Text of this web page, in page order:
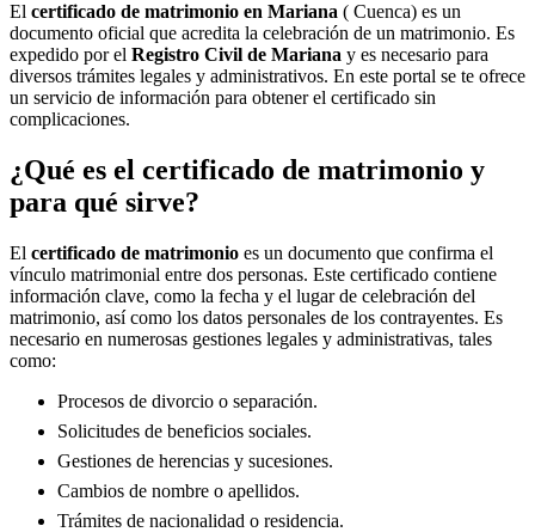
El certificado de matrimonio en Mariana ( Cuenca) es un
documento oficial que acredita la celebración de un matrimonio. Es
expedido por el Registro Civil de Mariana y es necesario para
diversos trámites legales y administrativos. En este portal se te ofrece
un servicio de información para obtener el certificado sin
complicaciones.
¿Qué es el certificado de matrimonio y
para qué sirve?
El certificado de matrimonio es un documento que confirma el
vínculo matrimonial entre dos personas. Este certificado contiene
información clave, como la fecha y el lugar de celebración del
matrimonio, así como los datos personales de los contrayentes. Es
necesario en numerosas gestiones legales y administrativas, tales
como:
Procesos de divorcio o separación.
Solicitudes de beneficios sociales.
Gestiones de herencias y sucesiones.
Cambios de nombre o apellidos.
Trámites de nacionalidad o residencia.